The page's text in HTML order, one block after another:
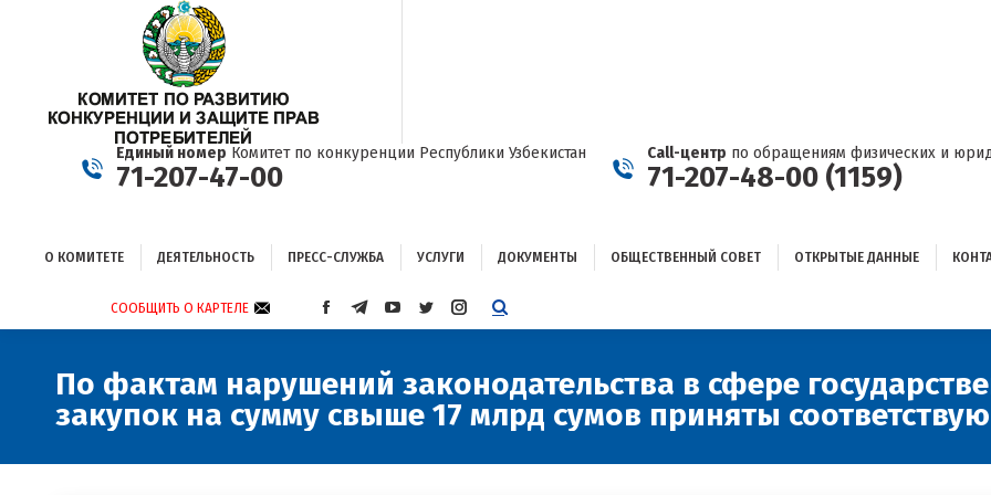
Единый номер Комитет по конкуренции Республики Узбекистан
71-207-47-00
Call-центр по обращениям физических и
71-207-48-00 (1159)
О КОМИТЕТЕ ДЕЯТЕЛЬНОСТЬ ПРЕСС-СЛУЖБА УСЛУГИ ДОКУМЕНТЫ ОБЩЕСТВЕННЫЙ СОВЕТ ОТКРЫТЫЕ ДАННЫЕ
СООБЩИТЬ О КАРТЕЛЕ
СТРАНИЦА
В
НОВОМ
ОКНЕ
СТРАНИЦА
В
НОВОМ
ОКНЕ
СТРАНИЦА
В
НОВОМ
ОКНЕ
СТРАНИЦА
В
НОВОМ
ОКНЕ
СТРАНИЦА
В
НОВОМ
ОКНЕ
По фактам нарушений законодательства в сфере
закупок на сумму свыше 17 млрд сумов приняты
О КОМИТЕТЕ ДЕЯТЕЛЬНОСТЬ